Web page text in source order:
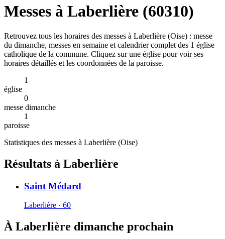
Messes à Laberlière (60310)
Retrouvez tous les horaires des messes à Laberlière (Oise) : messe
du dimanche, messes en semaine et calendrier complet des 1 église
catholique de la commune. Cliquez sur une église pour voir ses
horaires détaillés et les coordonnées de la paroisse.
1
église
0
messe dimanche
1
paroisse
Statistiques des messes à Laberlière (Oise)
Résultats à Laberlière
Saint Médard
Laberlière · 60
À Laberlière dimanche prochain